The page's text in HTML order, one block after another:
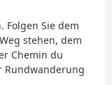
Folgen Sie dem
stehen, dem
Chemin du
Rundwanderung